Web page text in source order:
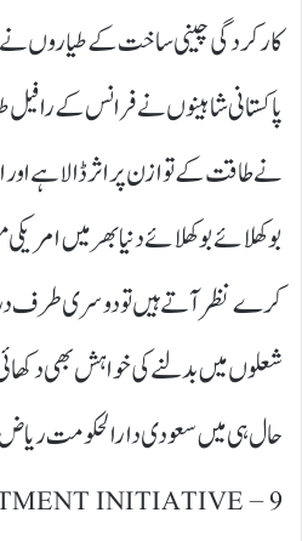
کارکردگی چینی ساخت کے طیاروں
پاکستانی شاہینوں نے فرانس کے
نے طاقت کے توازن پر اثر ڈالاہے
بوکھلائے بوکھلائے دنیا بھر میں
کرے نظر آ تے ہیں تو دوسری طرف
شعلوں میں بدلنے کی خواہش بھی